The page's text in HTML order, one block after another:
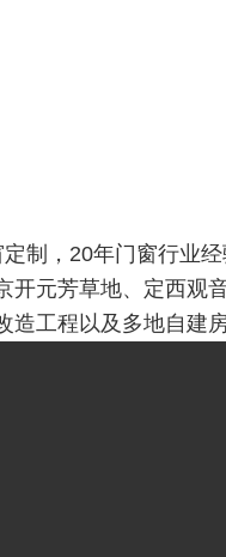
制，20年门窗行业
元芳草地、定西观
工程以及多地自建